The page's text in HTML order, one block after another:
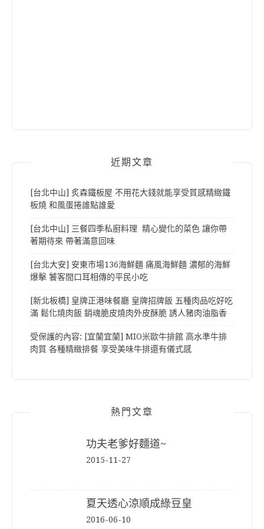
近期文章
[台北中山] 炙森鐵板屋 不用花大錢就能享受質感精緻鐵
板燒 和風蛋捲誰點誰愛
[台北中山] 三餐四季私廚料理 精心變化的菜色 讓你帶
著期待來 帶著滿意回味
[台北大安] 安東市場136海鮮麵 痛風海鮮麵 濃郁的海鮮
爆擊 饕客間口耳相傳的平民小吃
[新北板橋] 皇牌正港味餐廳 皇牌招牌飯 五種肉品吃好吃
滿 鬆化燒肉飯 銷魂脆皮燒肉外皮酥脆 誘人豬肉油脂香
受保護的內容: [宜蘭宜蘭] MIO米歐牛排館 高水準牛排
肉質 各種精緻排餐 享受美味牛排還有儀式感
熱門文章
功夫老爹好麵道~
2015-11-27
夏天透心涼順成綠豆皇
2016-06-10